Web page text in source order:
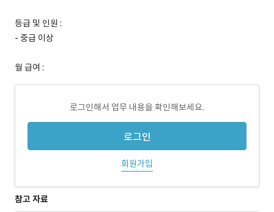
등급 및 인원 :
- 중급 이상
월 급여 :
로그인해서 업무 내용을 확인해보세요.
로그인
회원가입
참고 자료